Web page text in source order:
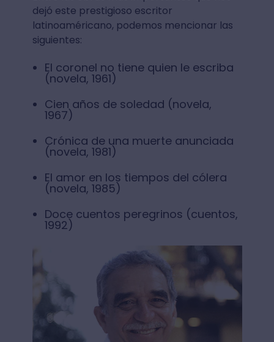
dejó este prestigioso escritor
latinoaméricano, podemos mencionar las
siguientes:
El coronel no tiene quien le escriba
(novela, 1961)
Cien años de soledad (novela,
1967)
Crónica de una muerte anunciada
(novela, 1981)
El amor en los tiempos del cólera
(novela, 1985)
Doce cuentos peregrinos (cuentos,
1992)